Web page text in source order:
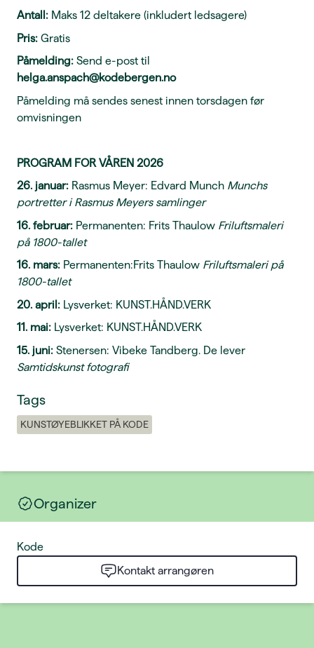
Antall: Maks 12 deltakere (inkludert ledsagere)
Pris: Gratis
Påmelding: Send e-post til
helga.anspach@kodebergen.no
Påmelding må sendes senest innen torsdagen før
omvisningen
PROGRAM FOR VÅREN 2026
26. januar: Rasmus Meyer: Edvard Munch Munchs
portretter i Rasmus Meyers samlinger
16. februar: Permanenten: Frits Thaulow Friluftsmaleri
på 1800-tallet
16. mars: Permanenten:Frits Thaulow Friluftsmaleri på
1800-tallet
20. april: Lysverket: KUNST.HÅND.VERK
11. mai: Lysverket: KUNST.HÅND.VERK
15. juni: Stenersen: Vibeke Tandberg. De lever
Samtidskunst fotografi
Tags
KUNSTØYEBLIKKET PÅ KODE
Organizer
Kode
Kontakt arrangøren